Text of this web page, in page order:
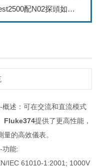
草莓视频APP免费看 minitest2500配N02探頭如何兩點校準？
-概述：可在交流和直流模式
Fluke374提供了更高性能，
的高效儀表。
-功能:
EN/IEC 61010-1:2001; 1000V